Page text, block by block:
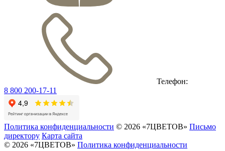
Телефон:
8 800 200-17-11
Политика конфиденциальности © 2026 «7ЦВЕТОВ» Письмо
директору Карта сайта
© 2026 «7ЦВЕТОВ» Политика конфиденциальности